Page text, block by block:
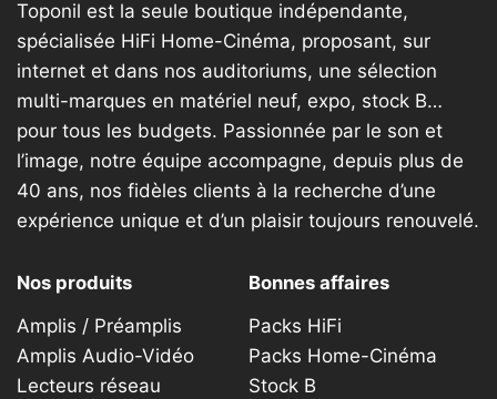
Toponil est la seule boutique indépendante,
spécialisée HiFi Home-Cinéma, proposant, sur
internet et dans nos auditoriums, une sélection
multi-marques en matériel neuf, expo, stock B…
pour tous les budgets. Passionnée par le son et
l’image, notre équipe accompagne, depuis plus de
40 ans, nos fidèles clients à la recherche d’une
expérience unique et d’un plaisir toujours renouvelé.
Nos produits
Amplis / Préamplis
Amplis Audio-Vidéo
Lecteurs réseau
Bonnes affaires
Packs HiFi
Packs Home-Cinéma
Stock B